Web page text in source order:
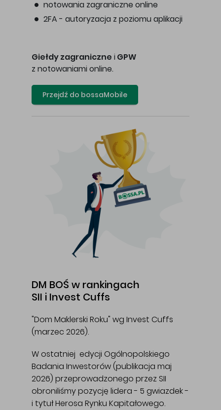
notowania zagraniczne online
2FA - autoryzacja z poziomu aplikacji
Giełdy zagraniczne i GPW
z notowaniami online.
Przejdź do bossaMobile
DM BOŚ w rankingach
SII i Invest Cuffs
"Dom Maklerski Roku" wg Invest Cuffs
(marzec 2026).
W ostatniej edycji Ogólnopolskiego
Badania Inwestorów (publikacja maj
2026) przeprowadzonego przez SII
obroniliśmy pozycję lidera - 5 gwiazdek -
i tytuł Herosa Rynku Kapitałowego.